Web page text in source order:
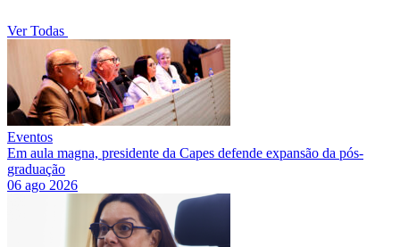
Ver Todas
Eventos
Em aula magna, presidente da Capes defende expansão da pós-
graduação
06 ago 2026